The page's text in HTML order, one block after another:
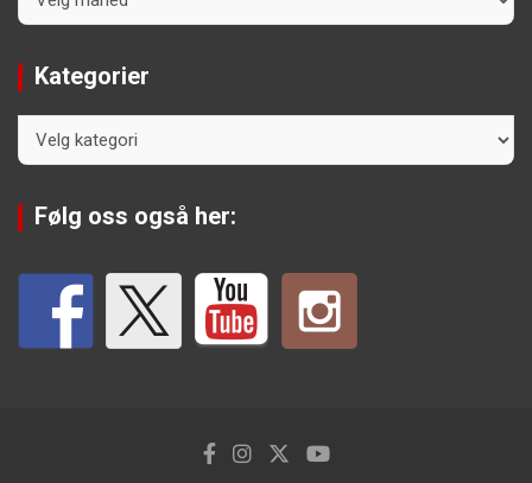
Kategorier
Følg oss også her: